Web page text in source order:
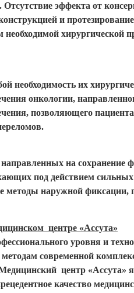
эффекта от
и
необходимой хирургической
необходимость их
онкологии,
позволяющего
на сохранение
под действием
методы наружной
центре «Ассута»
уровня и
современной
центр «Ассута»
качество